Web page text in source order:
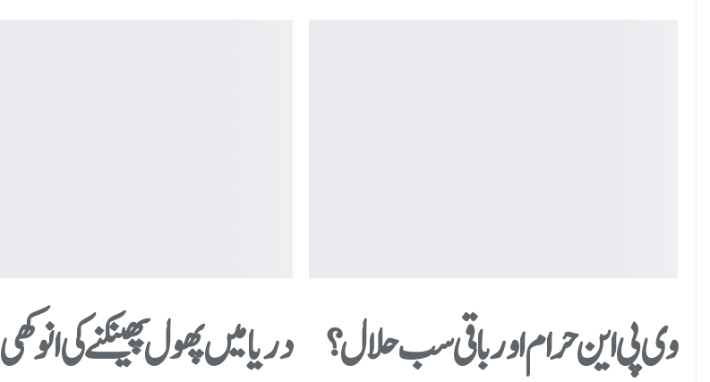
وی پی این حرام اور باقی سب حلال؟ دریا میں پھول پھینکنے کی انوکھی